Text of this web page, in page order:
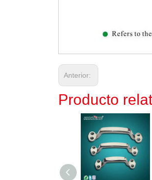
Anterior:
Producto